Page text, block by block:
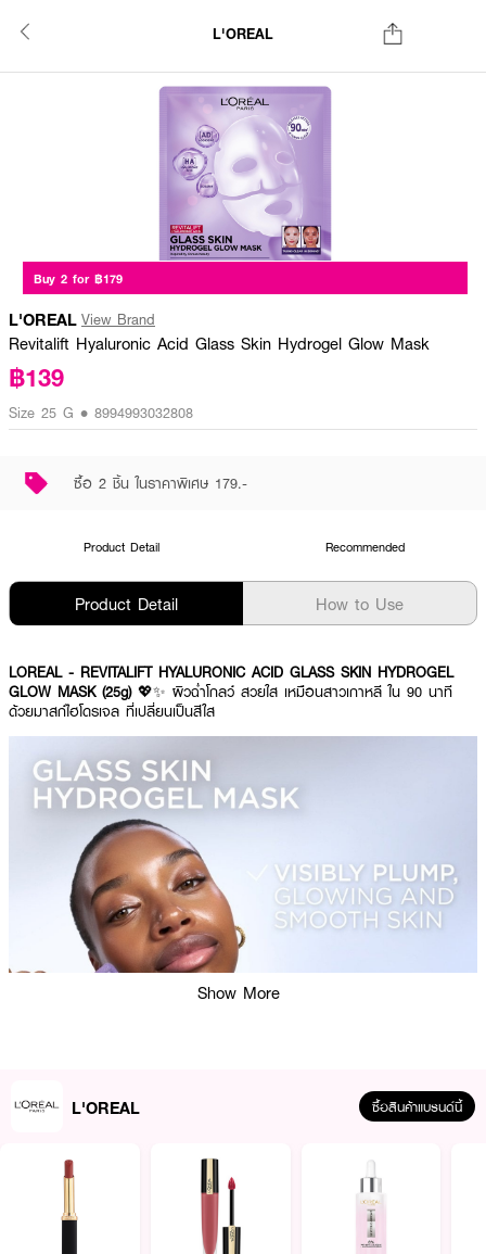
L'OREAL
Buy 2 for ฿179
L'OREAL View Brand
Revitalift Hyaluronic Acid Glass Skin Hydrogel Glow Mask
฿139
Size 25 G • 8994993032808
ซื้อ 2 ชิ้น ในราคาพิเศษ 179.-
Product Detail Recommended
Product Detail How to Use
LOREAL - REVITALIFT HYALURONIC ACID GLASS SKIN HYDROGEL
GLOW MASK (25g) 💖✨ ผิวฉ่ำโกลว์ สวยใส เหมือนสาวเกาหลี ใน 90 นาที
ด้วยมาสก์ไฮโดรเจล ที่เปลี่ยนเป็นสีใส
Show More
L'OREAL ซื้อสินค้าแบรนด์นี้